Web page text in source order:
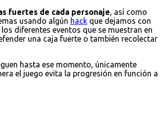
fuertes de cada personaje , así como
usando algún hack que dejamos con
diferentes eventos que se muestran en
una caja fuerte o también recolectar
hasta ese momento, únicamente
el juego evita la progresión en función a